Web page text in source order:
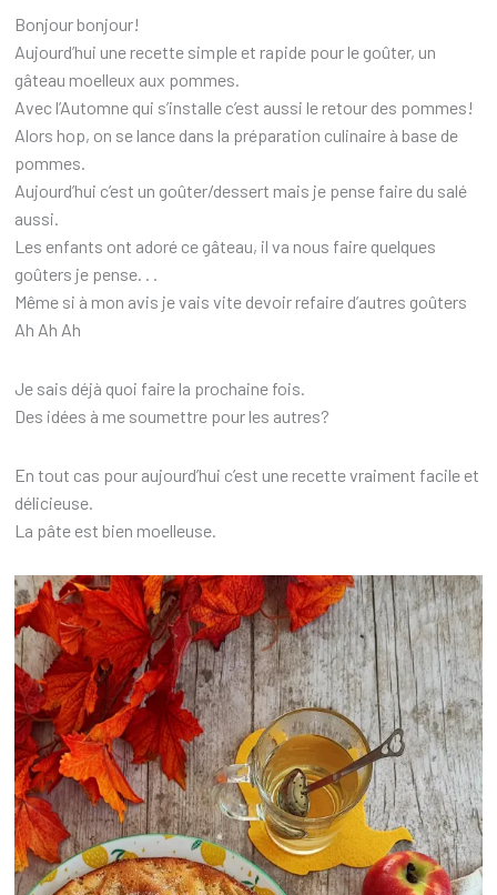
Bonjour bonjour!
Aujourd’hui une recette simple et rapide pour le goûter, un
gâteau moelleux aux pommes.
Avec l’Automne qui s’installe c’est aussi le retour des pommes!
Alors hop, on se lance dans la préparation culinaire à base de
pommes.
Aujourd’hui c’est un goûter/dessert mais je pense faire du salé
aussi.
Les enfants ont adoré ce gâteau, il va nous faire quelques
goûters je pense. . .
Même si à mon avis je vais vite devoir refaire d’autres goûters
Ah Ah Ah
Je sais déjà quoi faire la prochaine fois.
Des idées à me soumettre pour les autres?
En tout cas pour aujourd’hui c’est une recette vraiment facile et
délicieuse.
La pâte est bien moelleuse.